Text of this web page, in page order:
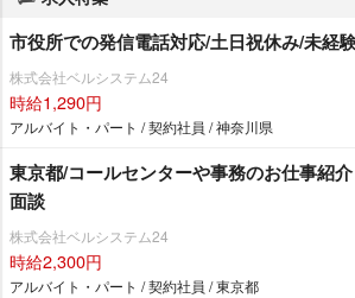
市役所での発信電話対応/土日祝休み/未経
株式会社ベルシステム24
時給1,290円
アルバイト・パート / 契約社員 / 神奈川県
東京都/コールセンターや事務のお仕事紹
面談
株式会社ベルシステム24
時給2,300円
アルバイト・パート / 契約社員 / 東京都